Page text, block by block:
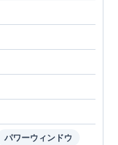
パワーウィンドウ